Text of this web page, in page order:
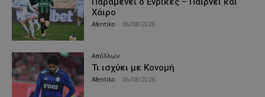
Χάιρο
Afentiko 06/08/2026
Απόλλων
Τι ισχύει με Κονομή
Afentiko 06/08/2026